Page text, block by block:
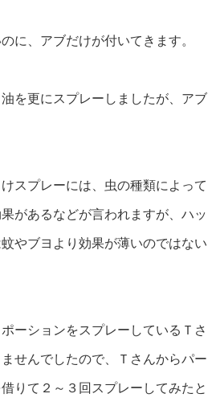
に、アブだけが付いてきます。
を更にスプレーしましたが、アブ
スプレーには、虫の種類によって
があるなどが言われますが、ハッ
やブヨより効果が薄いのではない
ーションをスプレーしているＴさ
せんでしたので、Ｔさんからパー
りて２～３回スプレーしてみたと